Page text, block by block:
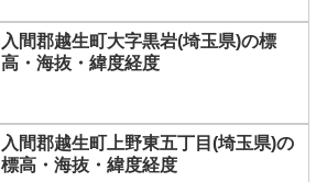
入間郡越生町大字黒岩(埼玉県)の標
高・海抜・緯度経度
入間郡越生町上野東五丁目(埼玉県)の
標高・海抜・緯度経度